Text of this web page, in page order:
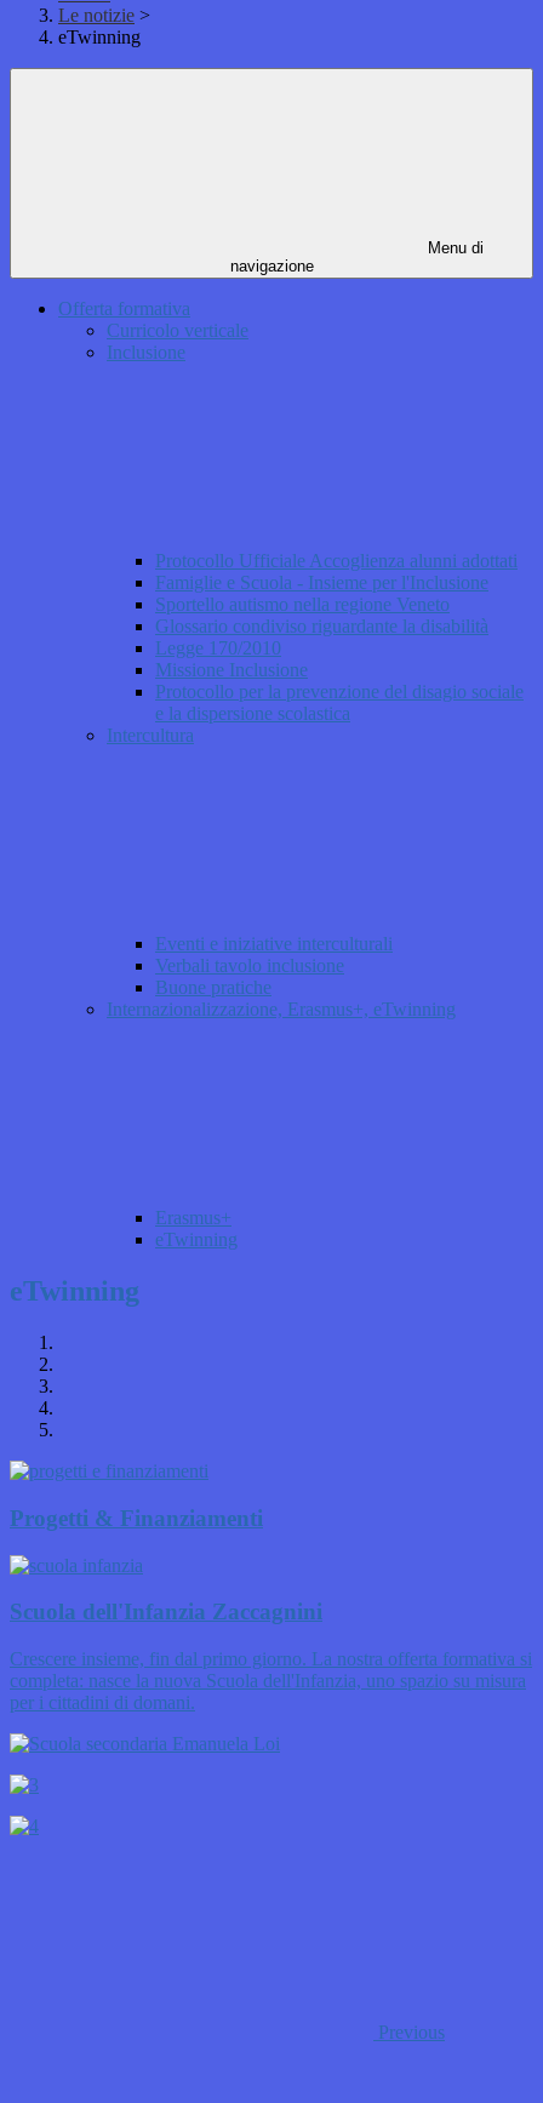
Le notizie >
eTwinning
Menu di
navigazione
Offerta formativa
Curricolo verticale
Inclusione
Protocollo Ufficiale Accoglienza alunni adottati
Famiglie e Scuola - Insieme per l'Inclusione
Sportello autismo nella regione Veneto
Glossario condiviso riguardante la disabilità
Legge 170/2010
Missione Inclusione
Protocollo per la prevenzione del disagio sociale
e la dispersione scolastica
Intercultura
Eventi e iniziative interculturali
Verbali tavolo inclusione
Buone pratiche
Internazionalizzazione, Erasmus+, eTwinning
Erasmus+
eTwinning
eTwinning
Progetti & Finanziamenti
Scuola dell'Infanzia Zaccagnini
Crescere insieme, fin dal primo giorno. La nostra offerta formativa si
completa: nasce la nuova Scuola dell'Infanzia, uno spazio su misura
per i cittadini di domani.
Previous